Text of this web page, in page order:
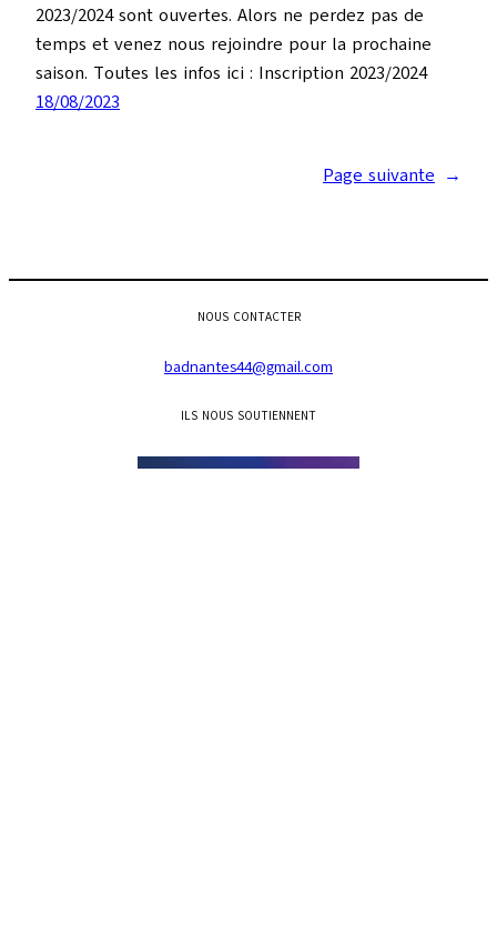
2023/2024 sont ouvertes. Alors ne perdez pas de
temps et venez nous rejoindre pour la prochaine
saison. Toutes les infos ici : Inscription 2023/2024
18/08/2023
Page suivante →
NOUS CONTACTER
badnantes44@gmail.com
ILS NOUS SOUTIENNENT